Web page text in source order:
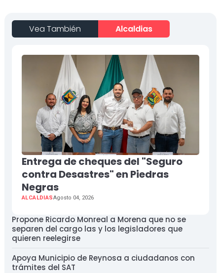
Vea También Alcaldias
Entrega de cheques del "Seguro
contra Desastres" en Piedras
Negras
ALCALDIASAgosto 04, 2026
Propone Ricardo Monreal a Morena que no se
separen del cargo las y los legisladores que
quieren reelegirse
Apoya Municipio de Reynosa a ciudadanos con
trámites del SAT